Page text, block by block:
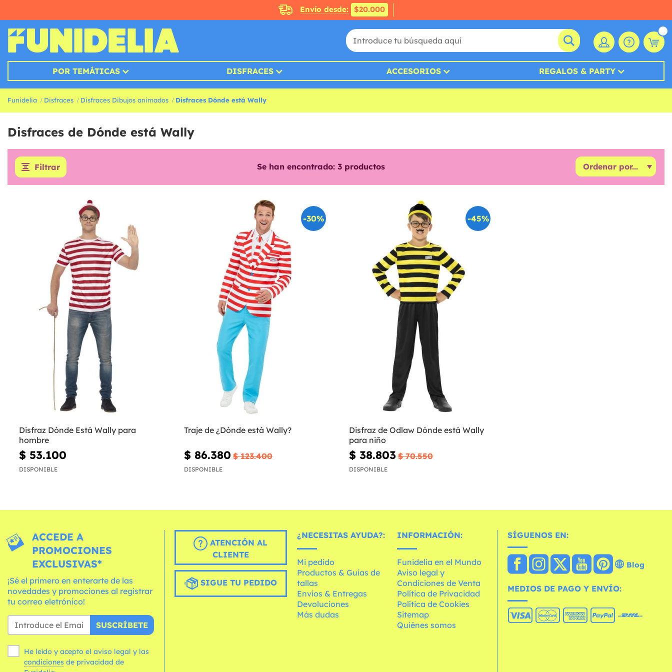
Envío desde: $20.000
POR TEMÁTICAS DISFRACES ACCESORIOS REGALOS & PARTY
Funidelia Disfraces Disfraces Dibujos animados Disfraces Dónde está Wally
Disfraces de Dónde está Wally
Filtrar Se han encontrado: 3 productos
Disfraz Dónde Está Wally para
hombre
$ 53.100
DISPONIBLE
-30%
Traje de ¿Dónde está Wally?
$ 86.380 $ 123.400
DISPONIBLE
-45%
Disfraz de Odlaw Dónde está Wally
para niño
$ 38.803 $ 70.550
DISPONIBLE
ACCEDE A
PROMOCIONES
EXCLUSIVAS*
¡Sé el primero en enterarte de las
novedades y promociones al registrar
tu correo eletrónico!
SUSCRÍBETE
He leído y acepto el aviso legal y las
condiciones
ATENCIÓN AL
CLIENTE
SIGUE TU PEDIDO
¿NECESITAS AYUDA?:
Mi pedido
Productos & Guías de
tallas
Envíos & Entregas
Devoluciones
Más dudas
INFORMACIÓN:
Funidelia en el Mundo
Aviso legal y
Condiciones de Venta
Política de Privacidad
Política de Cookies
Sitemap
Quiénes somos
SÍGUENOS EN:
Blog
MEDIOS DE PAGO Y ENVÍO: